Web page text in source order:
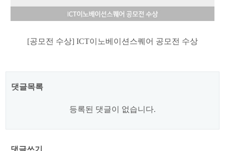
[공모전 수상] ICT이노베이션스퀘어 공모전 수상
댓글목록
등록된 댓글이 없습니다.